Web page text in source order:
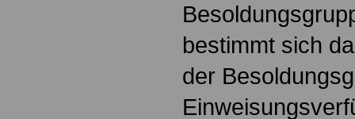
bestimmt sich
der